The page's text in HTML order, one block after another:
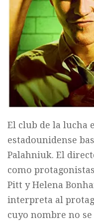
El club de la lucha
estadounidense
Palahniuk. El
como
Pitt y Helena
interpreta al
cuyo nombre no